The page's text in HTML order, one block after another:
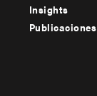
menu
-
Insights
Publicaciones